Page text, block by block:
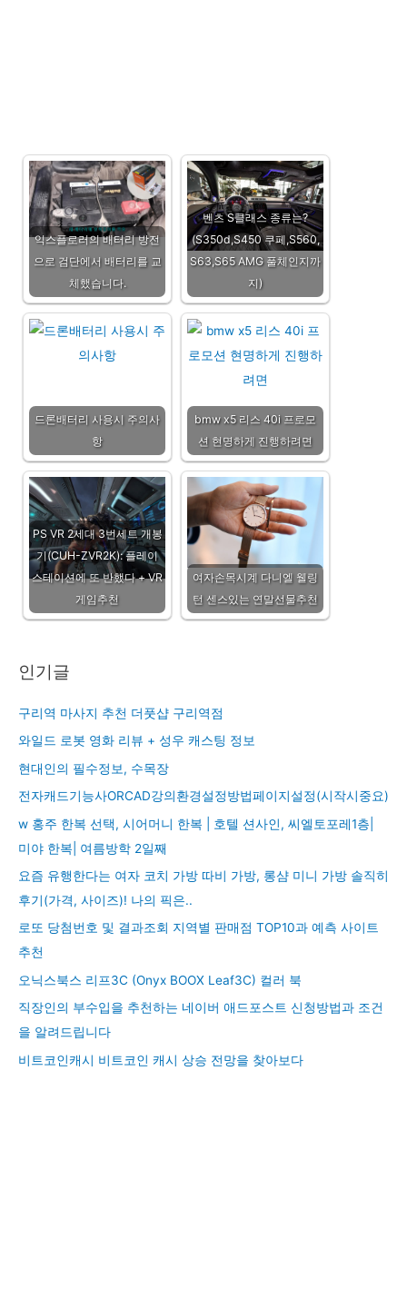
익스플로러의 배터리 방전
으로 검단에서 배터리를 교
체했습니다.
벤츠 S클래스 종류는?
(S350d,S450 쿠페,S560,
S63,S65 AMG 풀체인지까
지)
드론배터리 사용시 주의사
항
bmw x5 리스 40i 프로모
션 현명하게 진행하려면
PS VR 2세대 3번세트 개봉
기(CUH-ZVR2K): 플레이
스테이션에 또 반했다 + VR
게임추천
여자손목시계 다니엘 웰링
턴 센스있는 연말선물추천
인기글
구리역 마사지 추천 더풋샵 구리역점
와일드 로봇 영화 리뷰 + 성우 캐스팅 정보
현대인의 필수정보, 수목장
전자캐드기능사ORCAD강의환경설정방법페이지설정(시작시중요)
w 홍주 한복 선택, 시어머니 한복 | 호텔 션사인, 씨엘토포레1층|
미야 한복| 여름방학 2일째
요즘 유행한다는 여자 코치 가방 따비 가방, 롱샴 미니 가방 솔직히
후기(가격, 사이즈)! 나의 픽은..
로또 당첨번호 및 결과조회 지역별 판매점 TOP10과 예측 사이트
추천
오닉스북스 리프3C (Onyx BOOX Leaf3C) 컬러 북
직장인의 부수입을 추천하는 네이버 애드포스트 신청방법과 조건
을 알려드립니다
비트코인캐시 비트코인 캐시 상승 전망을 찾아보다